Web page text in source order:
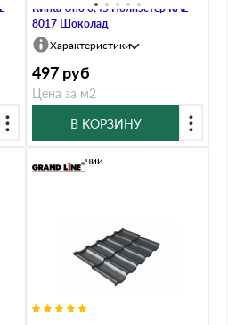
Kvinta Uno 0,45 Полиэстер RAL
8017 Шоколад
Характеристики
497 руб
Цена за м2
В КОРЗИНУ
В наличии